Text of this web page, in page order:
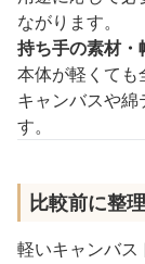
ながります。
持ち手の素材・
本体が軽くても
キャンバスや
す。
比較前に整
軽いキャンバス